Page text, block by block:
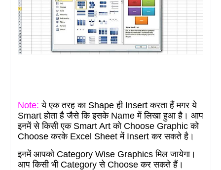
Note: ये एक तरह का Shapeही Insertकरता हैं मगर ये
Smartहोता है जैसे कि इसके Nameमें लिखा हुआ है। आप
इनमें से किसी एक Smart Artको Choose Graphicको
Chooseकरके Excel Sheet में Insert कर सकते है।
इनमें आपको Category Wise Graphicsमिल जायेगा।
आप किसी भी Categoryसे Chooseकर सकते हैं।